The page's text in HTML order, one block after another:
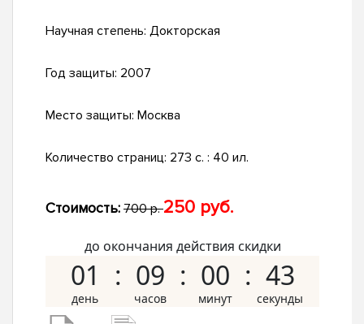
Научная степень: Докторская
Год защиты: 2007
Место защиты: Москва
Количество страниц: 273 с. : 40 ил.
Стоимость: 700 р.250 руб.
до окончания действия скидки
01 09 00 42